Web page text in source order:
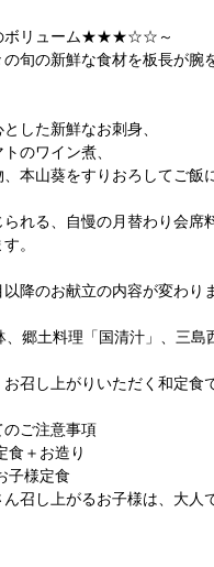
ボリューム★★★☆☆～
旬の新鮮な食材を板長が腕
した新鮮なお刺身、
のワイン煮、
本山葵をすりおろしてご飯
れる、自慢の月替わり会席
。
降のお献立の内容が変わり
、郷土料理「国清汁」、三
召し上がりいただく和定食
ご注意事項
食＋お造り
子様定食
召し上がるお子様は、大人